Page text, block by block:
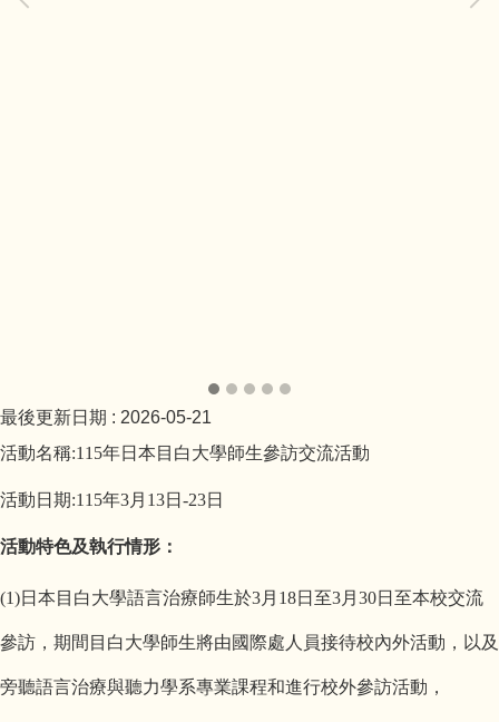
最後更新日期 : 2026-05-21
活動名稱:115年日本目白大學師生參訪交流活動
活動日期:115年3月 13日 -23日
活動特色及執行情形：
(1)日本目白大學語言治療師生於3月18日至3月30日至本校交流
參訪，期間目白大學師生將由國際處人員接待校內外活動，以及
旁聽語言治療與聽力學系專業課程和進行校外參訪活動，